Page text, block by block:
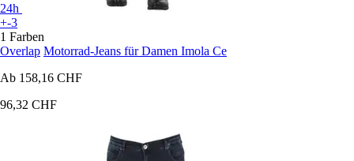
24h
+-3
1 Farben
Overlap Motorrad-Jeans für Damen Imola Ce
Ab 158,16 CHF
96,32 CHF